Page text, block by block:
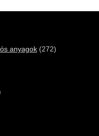
anyagok (272)